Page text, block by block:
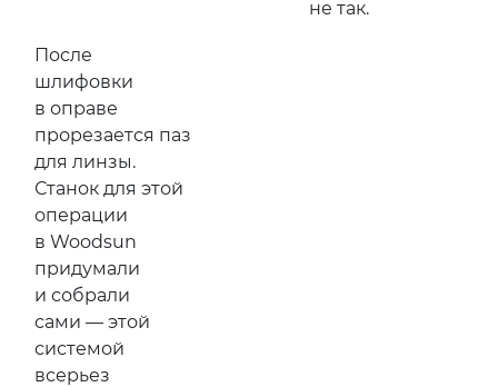
не так.
После
шлифовки
в оправе
прорезается паз
для линзы.
Станок для этой
операции
в Woodsun
придумали
и собрали
сами — этой
системой
всерьез